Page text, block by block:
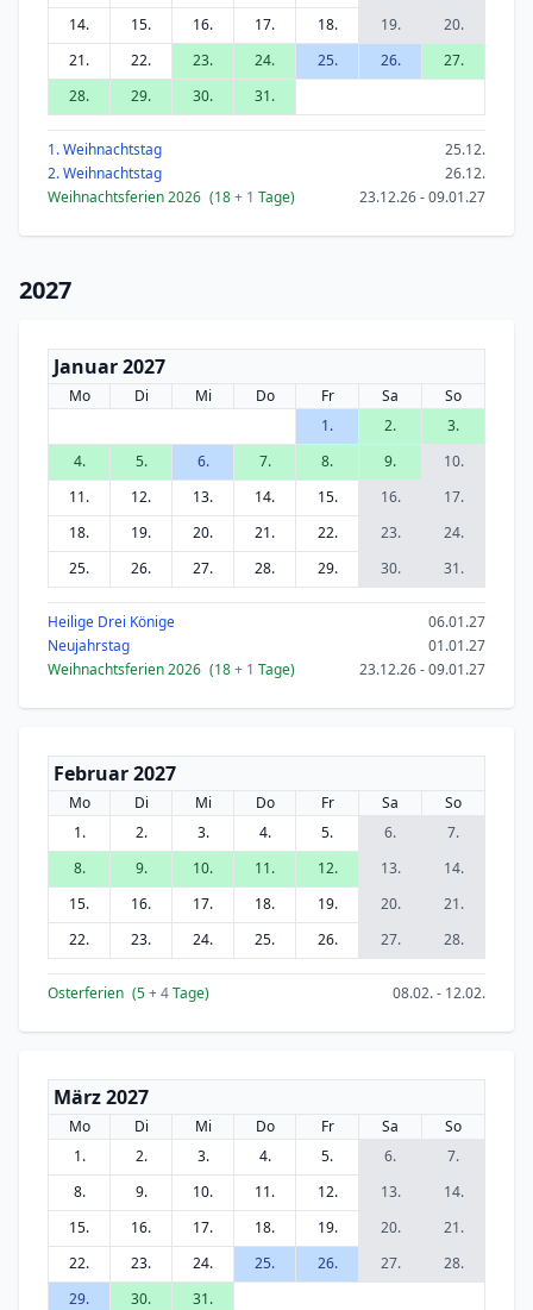
14.
15. 16. 17. 18. 19.
20.
21.
22. 23. 24. 25. 26.
27.
28.
29. 30. 31.
1. Weihnachtstag
25.12.
2. Weihnachtstag
26.12.
Weihnachtsferien 2026 (18+ 1 Tage) 23.12.26 - 09.01.27
2027
Januar 2027
Mo Di Mi Do Fr Sa
So
1.
2.
3.
4.
5. 6. 7. 8. 9.
10.
11.
12. 13. 14. 15. 16.
17.
18.
19. 20. 21. 22. 23.
24.
25.
26. 27. 28. 29. 30. 31.
Heilige Drei Könige
06.01.27
Neujahrstag
01.01.27
Weihnachtsferien 2026 (18+ 1 Tage) 23.12.26 - 09.01.27
Februar 2027
Mo Di Mi Do Fr Sa
So
1.
2. 3. 4. 5. 6.
7.
8.
9. 10. 11. 12. 13.
14.
15.
16. 17. 18. 19. 20.
21.
22.
23. 24. 25. 26. 27. 28.
Osterferien (5+ 4Tage) 08.02. - 12.02.
März 2027
Mo Di Mi Do Fr Sa
So
1.
2. 3. 4. 5. 6.
7.
8.
9. 10. 11. 12. 13.
14.
15.
16. 17. 18. 19. 20.
21.
22.
23. 24. 25. 26. 27.
28.
29.
30. 31.